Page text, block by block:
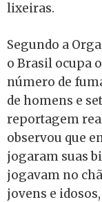
lixeiras.
Segundo a
o Brasil ocupa
número de
de homens e
reportagem
observou que
jogaram suas
jogavam no
jovens e